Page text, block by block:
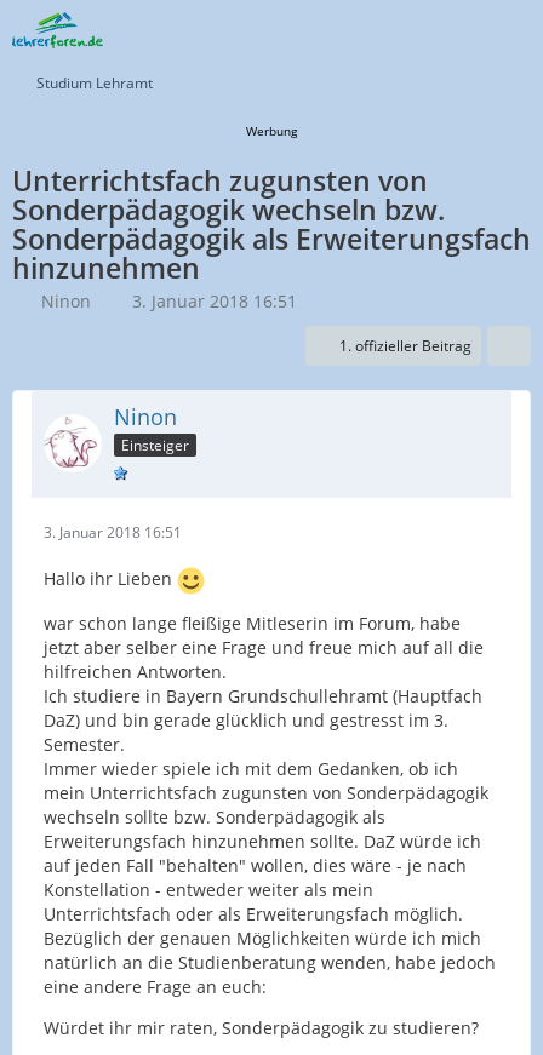
Studium Lehramt
Werbung
Unterrichtsfach zugunsten von
Sonderpädagogik wechseln bzw.
Sonderpädagogik als Erweiterungsfach
hinzunehmen
Ninon 3. Januar 2018 16:51
1. offizieller Beitrag
Ninon
Einsteiger
3. Januar 2018 16:51
Hallo ihr Lieben
war schon lange fleißige Mitleserin im Forum, habe
jetzt aber selber eine Frage und freue mich auf all die
hilfreichen Antworten.
Ich studiere in Bayern Grundschullehramt (Hauptfach
DaZ) und bin gerade glücklich und gestresst im 3.
Semester.
Immer wieder spiele ich mit dem Gedanken, ob ich
mein Unterrichtsfach zugunsten von Sonderpädagogik
wechseln sollte bzw. Sonderpädagogik als
Erweiterungsfach hinzunehmen sollte. DaZ würde ich
auf jeden Fall "behalten" wollen, dies wäre - je nach
Konstellation - entweder weiter als mein
Unterrichtsfach oder als Erweiterungsfach möglich.
Bezüglich der genauen Möglichkeiten würde ich mich
natürlich an die Studienberatung wenden, habe jedoch
eine andere Frage an euch:
Würdet ihr mir raten, Sonderpädagogik zu studieren?